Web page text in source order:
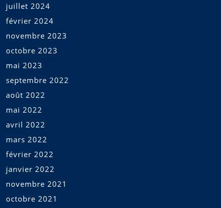
juillet 2024
février 2024
novembre 2023
octobre 2023
mai 2023
septembre 2022
août 2022
mai 2022
avril 2022
mars 2022
février 2022
janvier 2022
novembre 2021
octobre 2021